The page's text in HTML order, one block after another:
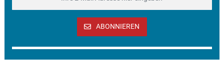
ABONNIEREN